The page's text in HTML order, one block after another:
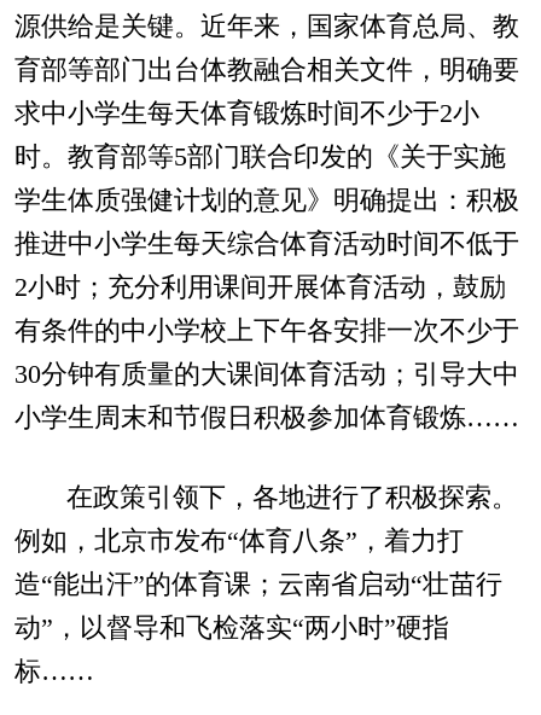
源供给是关键。近年来，国家体育总局、教
育部等部门出台体教融合相关文件，明确要
求中小学生每天体育锻炼时间不少于2小
时。教育部等5部门联合印发的《关于实施
学生体质强健计划的意见》明确提出：积极
推进中小学生每天综合体育活动时间不低于
2小时；充分利用课间开展体育活动，鼓励
有条件的中小学校上下午各安排一次不少于
30分钟有质量的大课间体育活动；引导大中
小学生周末和节假日积极参加体育锻炼……
在政策引领下，各地进行了积极探索。
例如，北京市发布“体育八条”，着力打
造“能出汗”的体育课；云南省启动“壮苗行
动”，以督导和飞检落实“两小时”硬指
标……